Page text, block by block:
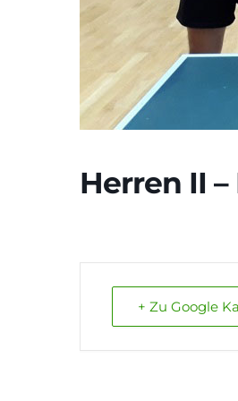
Herren II
+ Zu Google